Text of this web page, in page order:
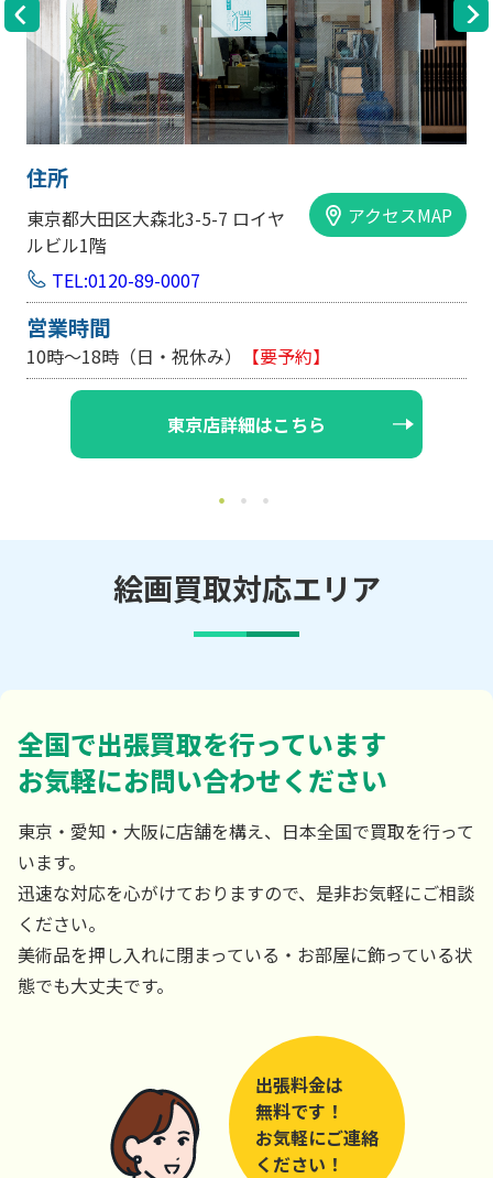
大田区大森北3-5-7 ロイヤ
1階
アクセスMAP
89-0007
間
18時（日・祝休み）【要予約】
東京店詳細はこちら
大阪市中
手前ビル
絵画買取対応エリア
全国で出張買取を行っています
お気軽にお問い合わせください
東京・愛知・大阪に店舗を構え、日本全国で買取を行って
います。
迅速な対応を心がけておりますので、是非お気軽にご相談
ください。
美術品を押し入れに閉まっている・お部屋に飾っている状
態でも大丈夫です。
出張料金は
無料です！
お気軽にご連絡
ください！